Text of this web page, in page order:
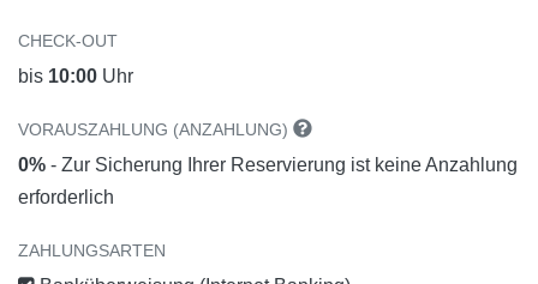
CHECK-OUT
bis 10:00 Uhr
VORAUSZAHLUNG (ANZAHLUNG)
0% - Zur Sicherung Ihrer Reservierung ist keine Anzahlung
erforderlich
ZAHLUNGSARTEN